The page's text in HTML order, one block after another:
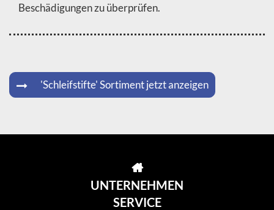
Beschädigungen zu überprüfen.
'Schleifstifte' Sortiment jetzt anzeigen
UNTERNEHMEN
SERVICE